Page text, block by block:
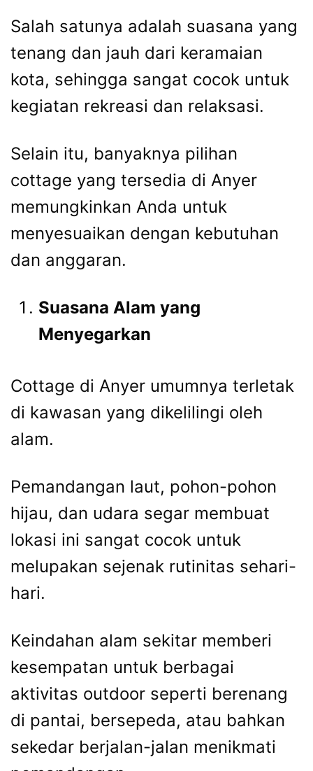
Salah satunya adalah suasana yang
tenang dan jauh dari keramaian
kota, sehingga sangat cocok untuk
kegiatan rekreasi dan relaksasi.
Selain itu, banyaknya pilihan
cottage yang tersedia di Anyer
memungkinkan Anda untuk
menyesuaikan dengan kebutuhan
dan anggaran.
Suasana Alam yang
Menyegarkan
Cottage di Anyer umumnya terletak
di kawasan yang dikelilingi oleh
alam.
Pemandangan laut, pohon-pohon
hijau, dan udara segar membuat
lokasi ini sangat cocok untuk
melupakan sejenak rutinitas sehari-
hari.
Keindahan alam sekitar memberi
kesempatan untuk berbagai
aktivitas outdoor seperti berenang
di pantai, bersepeda, atau bahkan
sekedar berjalan-jalan menikmati